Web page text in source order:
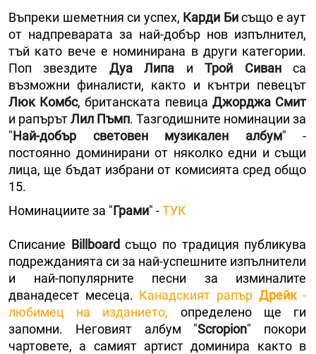
Въпреки шеметния си успех, Карди Бисъщо е аут
от надпреварата за най-добър нов изпълнител,
тъй като вече е номинирана в други категории.
Поп звездите Дуа Липа иТрой Сиванса
възможни финалисти, както и кънтри певецът
Люк Комбс, британската певица Джорджа Смит
и рапърътЛил Пъмп. Тазгодишните номинации за
"Най-добър световен музикален албум" -
постоянно доминирани от няколко едни и същи
лица, ще бъдат избрани от комисията сред общо
15.
Номинациите за "Грами" -ТУК
Списание Billboard също по традиция публикува
подрежданията си за най-успешните изпълнители
и най-популярните песни за изминалите
дванадесет месеца. Канадският рапър Дрейк-
любимец на изданието, определено ще ги
запомни. Неговият албум "Scropion" покори
чартовете, а самият артист доминира както в